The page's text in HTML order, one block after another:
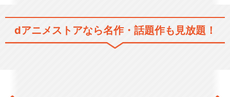
dアニメストアなら名作・話題作も見放題！